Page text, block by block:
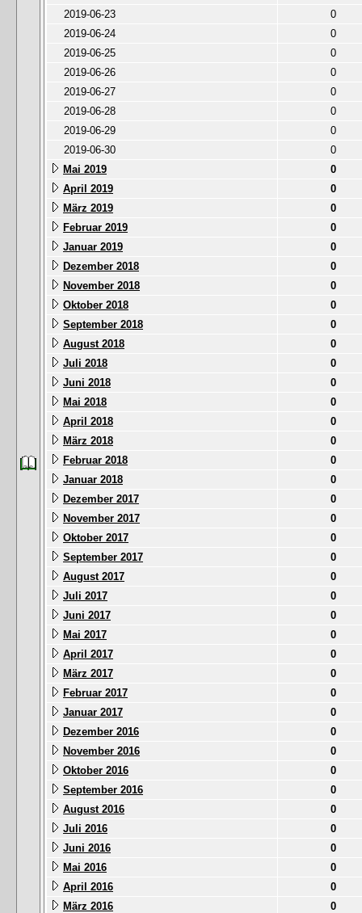
2019-06-23
0
2019-06-24
0
2019-06-25
0
2019-06-26
0
2019-06-27
0
2019-06-28
0
2019-06-29
0
2019-06-30
0
Mai 2019
0
April 2019
0
März 2019
0
Februar 2019
0
Januar 2019
0
Dezember 2018
0
November 2018
0
Oktober 2018
0
September 2018
0
August 2018
0
Juli 2018
0
Juni 2018
0
Mai 2018
0
April 2018
0
März 2018
0
Februar 2018
0
Januar 2018
0
Dezember 2017
0
November 2017
0
Oktober 2017
0
September 2017
0
August 2017
0
Juli 2017
0
Juni 2017
0
Mai 2017
0
April 2017
0
März 2017
0
Februar 2017
0
Januar 2017
0
Dezember 2016
0
November 2016
0
Oktober 2016
0
September 2016
0
August 2016
0
Juli 2016
0
Juni 2016
0
Mai 2016
0
April 2016
0
März 2016
0